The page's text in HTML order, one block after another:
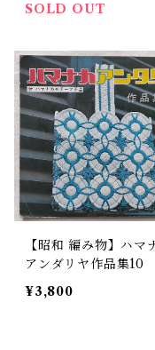
SOLD OUT
【昭和 編み物】ハマ
アンダリヤ作品集10
¥3,800